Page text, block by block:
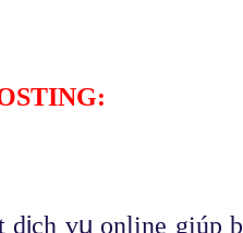
dịch vụ online giúp b